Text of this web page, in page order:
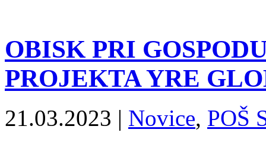
OBISK PRI
PROJEKTA YRE
21.03.2023 | Novice, POŠ